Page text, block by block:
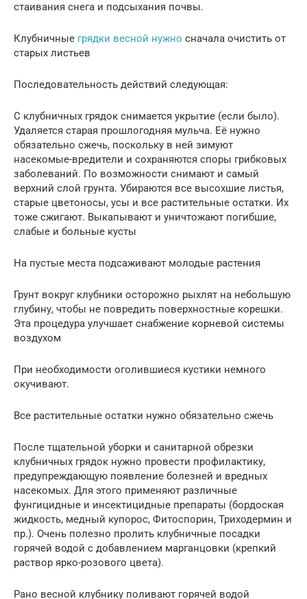
стаивания снега и подсыхания почвы.
Клубничные грядки весной нужно сначала очистить от
старых листьев
Последовательность действий следующая:
С клубничных грядок снимается укрытие (если было).
Удаляется старая прошлогодняя мульча. Её нужно
обязательно сжечь, поскольку в ней зимуют
насекомые-вредители и сохраняются споры грибковых
заболеваний. По возможности снимают и самый
верхний слой грунта. Убираются все высохшие листья,
старые цветоносы, усы и все растительные остатки. Их
тоже сжигают. Выкапывают и уничтожают погибшие,
слабые и больные кусты
На пустые места подсаживают молодые растения
Грунт вокруг клубники осторожно рыхлят на небольшую
глубину, чтобы не повредить поверхностные корешки.
Эта процедура улучшает снабжение корневой системы
воздухом
При необходимости оголившиеся кустики немного
окучивают.
Все растительные остатки нужно обязательно сжечь
После тщательной уборки и санитарной обрезки
клубничных грядок нужно провести профилактику,
предупреждающую появление болезней и вредных
насекомых. Для этого применяют различные
фунгицидные и инсектицидные препараты (бордоская
жидкость, медный купорос, Фитоспорин, Триходермин и
пр.). Очень полезно пролить клубничные посадки
горячей водой с добавлением марганцовки (крепкий
раствор ярко-розового цвета).
Рано весной клубнику поливают горячей водой